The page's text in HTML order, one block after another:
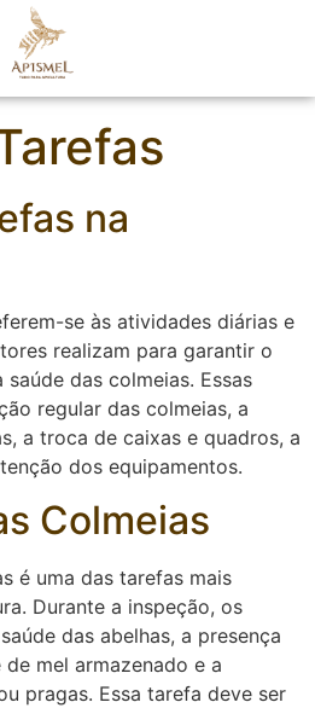
na
se às atividades diárias e
realizam para garantir o
das colmeias. Essas
regular das colmeias, a
a troca de caixas e quadros, a
dos equipamentos.
Colmeias
é uma das tarefas mais
Durante a inspeção, os
das abelhas, a presença
mel armazenado e a
pragas. Essa tarefa deve ser